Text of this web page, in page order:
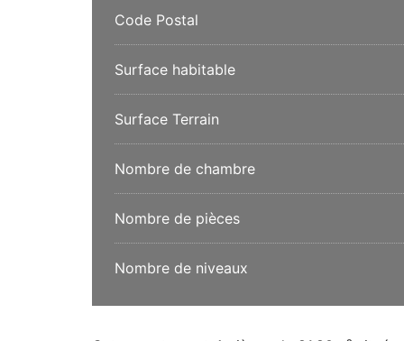
Code Postal
Surface habitable
Surface Terrain
Nombre de chambre
Nombre de pièces
Nombre de niveaux